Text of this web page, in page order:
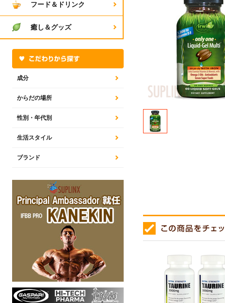
フード＆ドリンク
癒し＆グッズ
成分
からだの場所
性別・年代別
生活スタイル
ブランド